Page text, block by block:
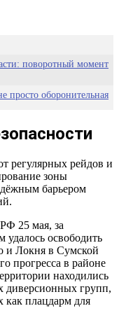
поворотный момент
просто оборонительная
развитие
жизни
позиций
регулярных рейдов и
зоны
барьером
25 мая, за
освободить
и Локня в Сумской
прогресса в районе
находились
диверсионных групп,
как плацдарм для